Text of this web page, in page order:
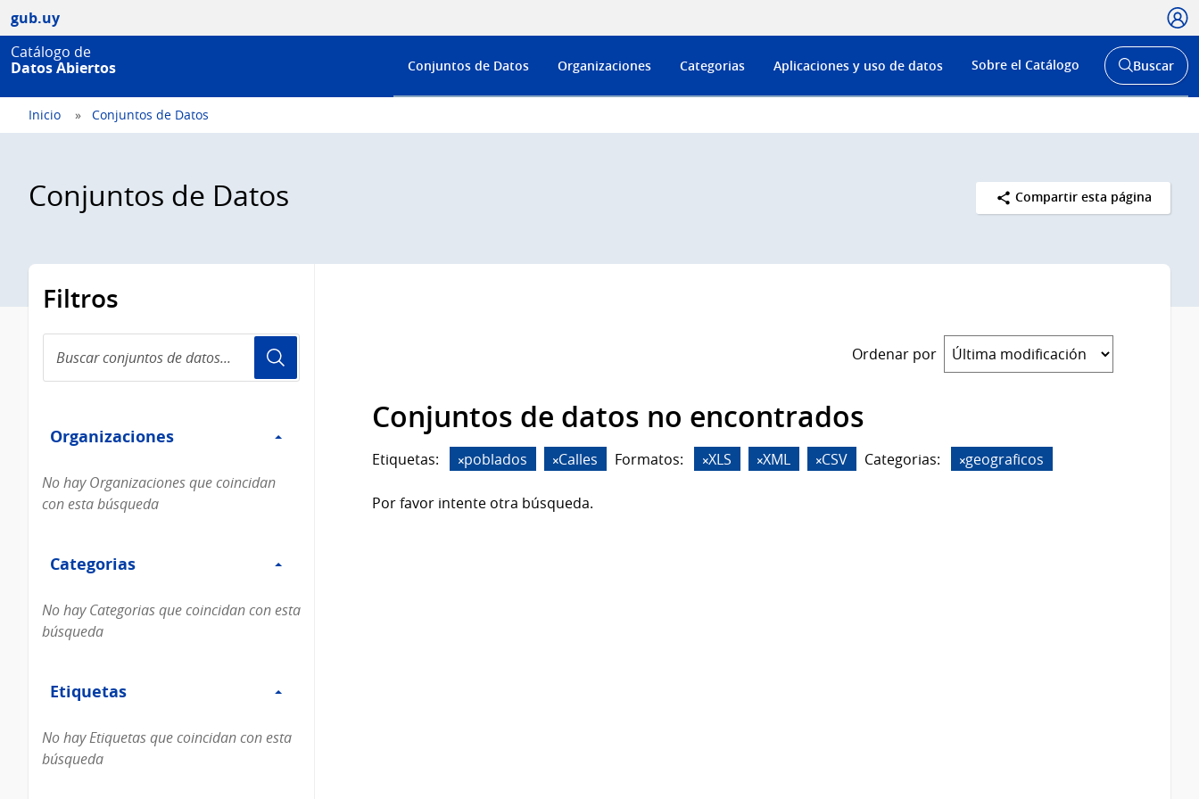
gub.uy
Catálogo de
Datos Abiertos
Menú
de
Conjuntos de Datos Organizaciones Categorias Aplicaciones y uso de datos Sobre el Catálogo
Abrir
buscador
Buscar
Inicio Conjuntos de Datos
Conjuntos de Datos Compartir esta página
Filtros
conjuntos
de
Organizaciones
Organizaciones
No hay Organizaciones que coincidan
con esta búsqueda
Categorias
Categorias
No hay Categorias que coincidan con esta
búsqueda
Etiquetas
Etiquetas
No hay Etiquetas que coincidan con esta
búsqueda
Ordenar por
Conjuntos de datos no encontrados
Etiquetas: poblados Calles Formatos: XLS XML CSV Categorias: geograficos
Por favor intente otra búsqueda.